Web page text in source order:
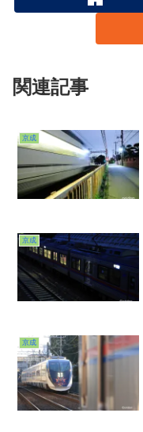
関連記事
京成
京成
京成